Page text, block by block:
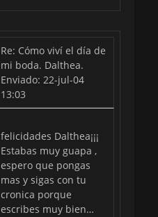
Re: Cómo viví el día de
mi boda. Dalthea.
Enviado: 22-jul-04
13:03
felicidades Dalthea¡¡¡
Estabas muy guapa ,
espero que pongas
mas y sigas con tu
cronica porque
escribes muy bien…